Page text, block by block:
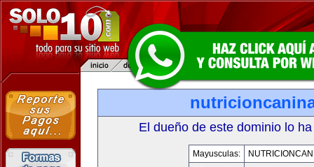
El dueño de este dominio lo
Mayusculas: